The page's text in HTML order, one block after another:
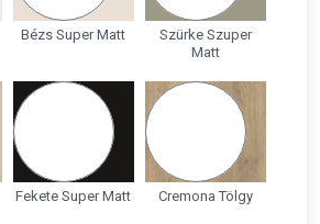
Bézs Super Matt
Szürke Szuper
Matt
Fekete Super Matt Cremona Tölgy